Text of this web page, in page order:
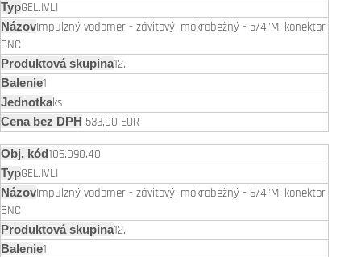
GEL.IVLI
Impulzný vodomer - závitový, mokrobežný - 5/4"M; konektor
BNC
12.
1
ks
533,00 EUR
106.090.40
GEL.IVLI
Impulzný vodomer - závitový, mokrobežný - 6/4"M; konektor
BNC
12.
1